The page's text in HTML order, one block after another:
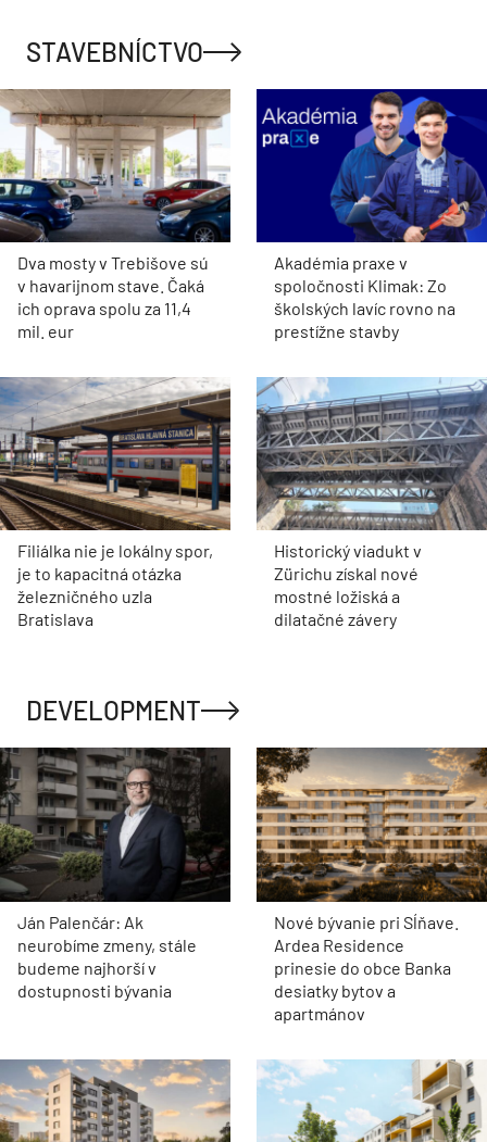
STAVEBNÍCTVO
Dva mosty v Trebišove sú
v havarijnom stave. Čaká
ich oprava spolu za 11,4
mil. eur
Akadémia praxe v
spoločnosti Klimak: Zo
školských lavíc rovno na
prestížne stavby
Filiálka nie je lokálny spor,
je to kapacitná otázka
železničného uzla
Bratislava
Historický viadukt v
Zürichu získal nové
mostné ložiská a
dilatačné závery
DEVELOPMENT
Ján Palenčár: Ak
neurobíme zmeny, stále
budeme najhorší v
dostupnosti bývania
Nové bývanie pri Sĺňave.
Ardea Residence
prinesie do obce Banka
desiatky bytov a
apartmánov